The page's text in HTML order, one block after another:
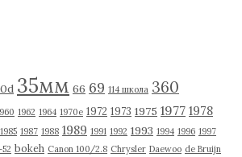
35мм 66 69 114 школа 360
1962 1964 1970е 1972 1973 1975 1977 1978
1985 1987 1988 1989 1991 1992 1993 1994 1996 1997
bokeh Canon 100/2.8 Chrysler Daewoo de Bruijn